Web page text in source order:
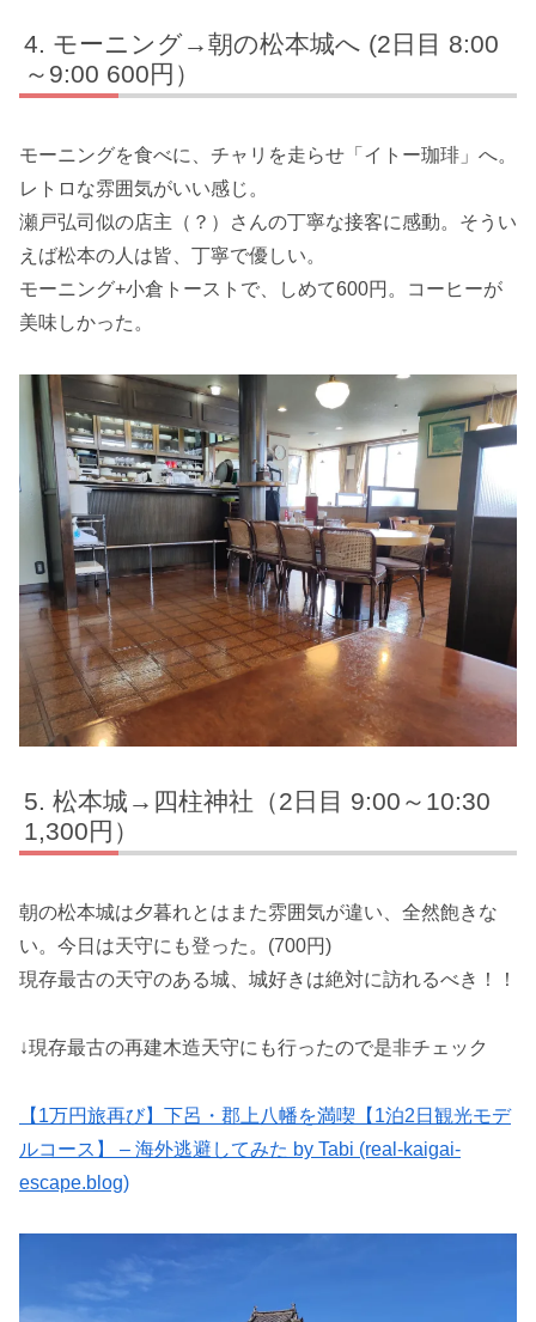
モーニング→朝の松本城へ (2日目 8:00
～9:00 600円）
モーニングを食べに、チャリを走らせ「イトー珈琲」へ。
レトロな雰囲気がいい感じ。
瀬戸弘司似の店主（？）さんの丁寧な接客に感動。そうい
えば松本の人は皆、丁寧で優しい。
モーニング+小倉トーストで、しめて600円。コーヒーが
美味しかった。
松本城→四柱神社（2日目 9:00～10:30
1,300円）
朝の松本城は夕暮れとはまた雰囲気が違い、全然飽きな
い。今日は天守にも登った。(700円)
現存最古の天守のある城、城好きは絶対に訪れるべき！！
↓現存最古の再建木造天守にも行ったので是非チェック
【1万円旅再び】下呂・郡上八幡を満喫【1泊2日観光モデ
ルコース】 – 海外逃避してみた by Tabi (real-kaigai-
escape.blog)